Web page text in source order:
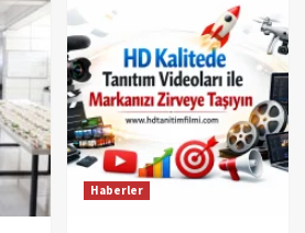
Haberler